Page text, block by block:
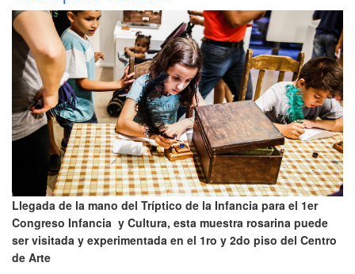
Llegada de la mano del Tríptico de la Infancia para el 1er
Congreso Infancia y Cultura, esta muestra rosarina puede
ser visitada y experimentada en el 1ro y 2do piso del Centro
de Arte